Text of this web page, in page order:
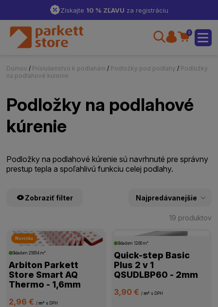
Získajte 10 % ZĽAVU za registráciu
0
Domov / Príslušenstvo k podlahám / Podložky pod podlahy / Podložky
na podlahové kúrenie
Podložky na podlahové
kúrenie
Podložky na podlahové kúrenie sú navrhnuté pre správny
prestup tepla a spoľahlivú funkciu celej podlahy.
Zobraziť filter
19 produktov
ŠTÍTKY PRODUKTOV
CENA
Novinka
Skladom25054 m²
Arbiton Parkett
Store Smart AQ
Thermo - 1,6mm
2,96 €/ m² s DPH
Skladom 1200 m²
Quick-step Basic
Plus 2 v 1
QSUDLBP60 - 2mm
3,90 € / m² s DPH